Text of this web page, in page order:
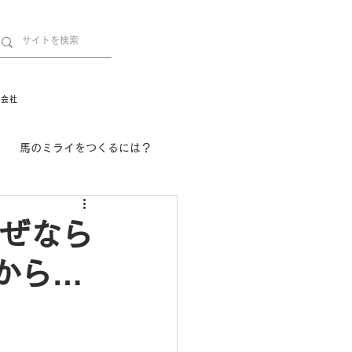
社
馬のミライをつくるには？
なら
ら…